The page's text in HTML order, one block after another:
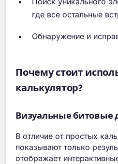
где все остальные
Обнаружение и
Почему стоит
калькулятор?
Визуальные
В отличие от простых
показывают только
отображает